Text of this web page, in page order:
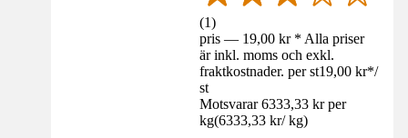
(1)
pris — 19,00 kr * Alla priser
är inkl. moms och exkl.
fraktkostnader. per st19,00 kr*/
st
Motsvarar 6333,33 kr per
kg(6333,33 kr/ kg)